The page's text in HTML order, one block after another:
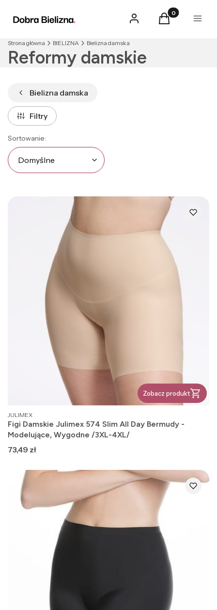
Zaloguj sięProdukty w
Koszyk Menu
Strona główna BIELIZNA Bielizna damska
Reformy damskie
Bielizna damska
Filtry
Lista produktów
Sortowanie:
Domyślne
Zobacz produkt
PRODUCENT
JULIMEX
Figi Damskie Julimex 574 Slim All Day Bermudy -
Modelujące, Wygodne /3XL-4XL/
Cena
73,49 zł